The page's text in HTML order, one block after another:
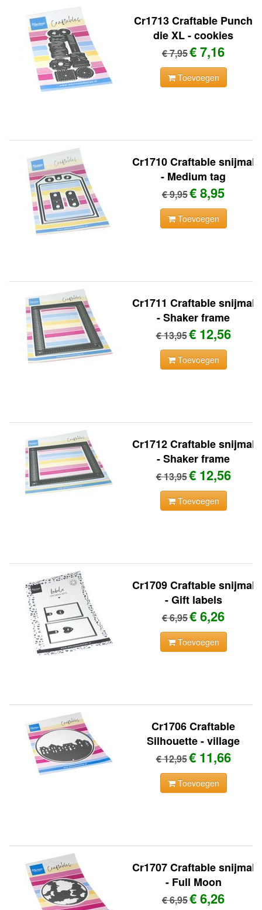
Cr1713 Craftable Punch
die XL - cookies
€ 7,95€ 7,16
Toevoegen
Cr1710 Craftable snijmal
- Medium tag
€ 9,95€ 8,95
Toevoegen
Cr1711 Craftable snijmal
- Shaker frame
€ 13,95€ 12,56
Toevoegen
Cr1712 Craftable snijmal
- Shaker frame
€ 13,95€ 12,56
Toevoegen
Cr1709 Craftable snijmal
- Gift labels
€ 6,95€ 6,26
Toevoegen
Cr1706 Craftable
Silhouette - village
€ 12,95€ 11,66
Toevoegen
Cr1707 Craftable snijmal
- Full Moon
€ 6,95€ 6,26